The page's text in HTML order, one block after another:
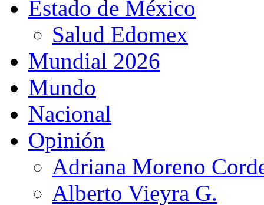
Estado de México
Salud Edomex
Mundial 2026
Mundo
Nacional
Opinión
Adriana Moreno
Alberto Vieyra G.